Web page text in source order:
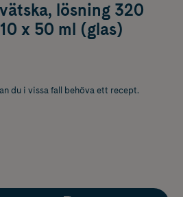
lösning 320
x 50 ml (glas)
du i vissa fall behöva ett recept.